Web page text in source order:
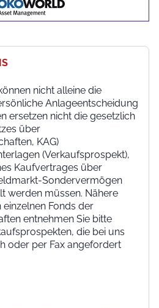
nicht alleine die
Anlageentscheidung
ersetzen nicht die gesetzlich
über
KAG)
(Verkaufsprospekt),
Kaufvertrages über
Sondervermögen
werden müssen. Nähere
Fonds der
entnehmen Sie bitte
die bei uns
oder per Fax angefordert